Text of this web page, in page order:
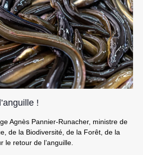
!
Agnès Pannier-Runacher, ministre de
de la Biodiversité, de la Forêt, de la
le retour de l’anguille.